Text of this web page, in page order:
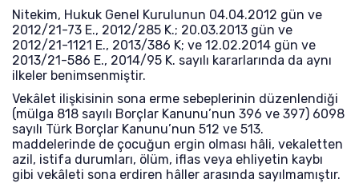
Nitekim, Hukuk Genel Kurulunun 04.04.2012 gün ve
2012/21-73 E., 2012/285 K.; 20.03.2013 gün ve
2012/21-1121 E., 2013/386 K; ve 12.02.2014 gün ve
2013/21-586 E., 2014/95 K. sayılı kararlarında da aynı
ilkeler benimsenmiştir.
Vekâlet ilişkisinin sona erme sebeplerinin düzenlendiği
(mülga 818 sayılı Borçlar Kanunu’nun 396 ve 397) 6098
sayılı Türk Borçlar Kanunu’nun 512 ve 513.
maddelerinde de çocuğun ergin olması hâli, vekaletten
azil, istifa durumları, ölüm, iflas veya ehliyetin kaybı
gibi vekâleti sona erdiren hâller arasında sayılmamıştır.